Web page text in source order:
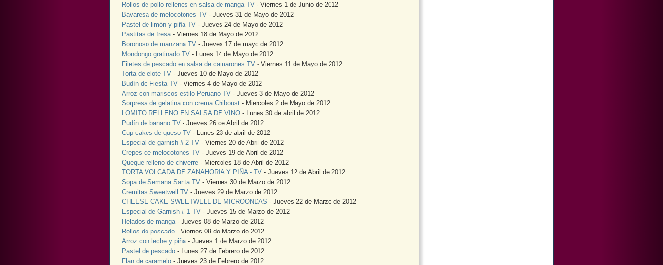
Rollos de pollo rellenos en salsa de manga TV - Viernes 1 de Junio de 2012
Bavaresa de melocotones TV - Jueves 31 de Mayo de 2012
Pastel de limón y piña TV - Jueves 24 de Mayo de 2012
Pastitas de fresa- Viernes 18 de Mayo de 2012
Boronoso de manzana TV - Jueves 17 de mayo de 2012
Mondongo gratinado TV - Lunes 14 de Mayo de 2012
Filetes de pescado en salsa de camarones TV - Viernes 11 de Mayo de 2012
Torta de elote TV - Jueves 10 de Mayo de 2012
Budín de Fiesta TV - Viernes 4 de Mayo de 2012
Arroz con mariscos estilo Peruano TV - Jueves 3 de Mayo de 2012
Sorpresa de gelatina con crema Chiboust - Miercoles 2 de Mayo de 2012
LOMITO RELLENO EN SALSA DE VINO - Lunes 30 de abril de 2012
Pudín de banano TV - Jueves 26 de Abril de 2012
Cup cakes de queso TV - Lunes 23 de abril de 2012
Especial de garnish # 2 TV - Viernes 20 de Abril de 2012
Crepes de melocotones TV - Jueves 19 de Abril de 2012
Queque relleno de chiverre - Miercoles 18 de Abril de 2012
TORTA VOLCADA DE ZANAHORIA Y PIÑA - TV - Jueves 12 de Abril de 2012
Sopa de Semana Santa TV - Viernes 30 de Marzo de 2012
Cremitas Sweetwell TV - Jueves 29 de Marzo de 2012
CHEESE CAKE SWEETWELL DE MICROONDAS - Jueves 22 de Marzo de 2012
Especial de Garnish # 1 TV - Jueves 15 de Marzo de 2012
Helados de manga- Jueves 08 de Marzo de 2012
Rollos de pescado - Viernes 09 de Marzo de 2012
Arroz con leche y piña- Jueves 1 de Marzo de 2012
Pastel de pescado - Lunes 27 de Febrero de 2012
Flan de caramelo - Jueves 23 de Febrero de 2012